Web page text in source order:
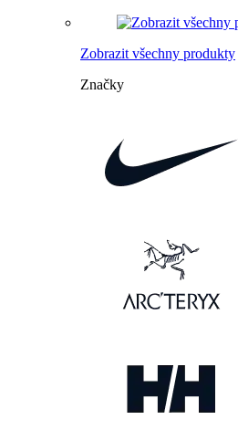
Zobrazit všechny produkty
Značky